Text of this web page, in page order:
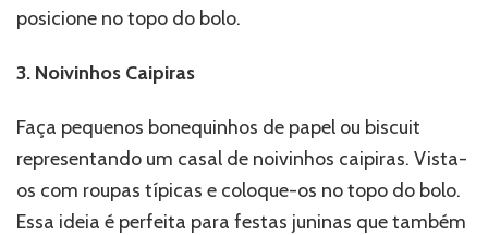
posicione no topo do bolo.
3. Noivinhos Caipiras
Faça pequenos bonequinhos de papel ou biscuit
representando um casal de noivinhos caipiras. Vista-
os com roupas típicas e coloque-os no topo do bolo.
Essa ideia é perfeita para festas juninas que também